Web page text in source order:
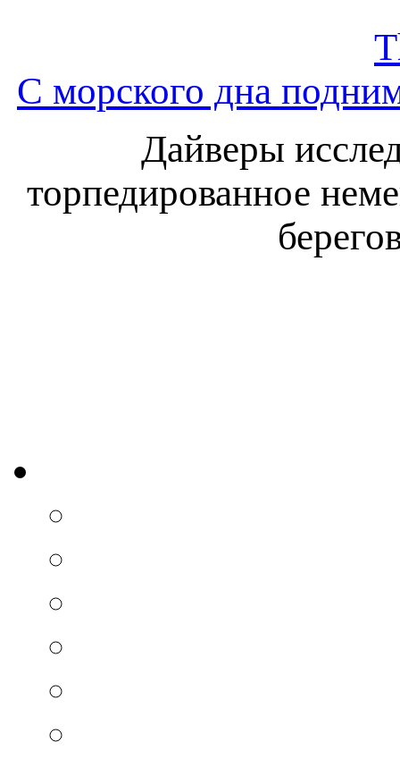
С морского дна
Дайверы
торпедированное